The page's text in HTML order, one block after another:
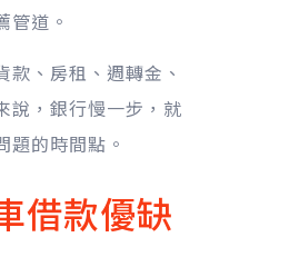
管道。
款、房租、週轉金、
說，銀行慢一步，就
題的時間點。
借款優缺